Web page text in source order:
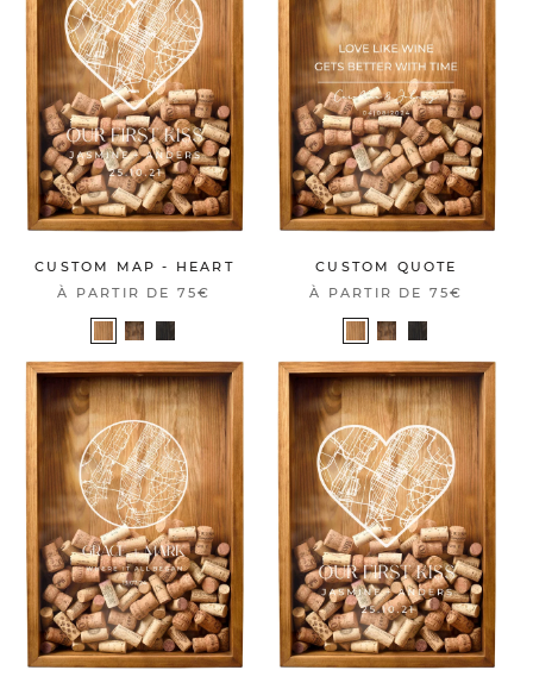
CUSTOM MAP - HEART
À PARTIR DE 75€
CUSTOM QUOTE
À PARTIR DE 75€